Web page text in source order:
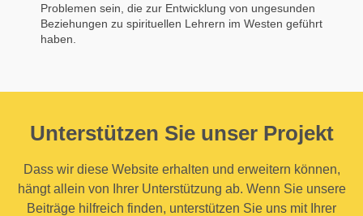
Problemen sein, die zur Entwicklung von ungesunden
Beziehungen zu spirituellen Lehrern im Westen geführt
haben.
Unterstützen Sie unser Projekt
Dass wir diese Website erhalten und erweitern können,
hängt allein von Ihrer Unterstützung ab. Wenn Sie unsere
Beiträge hilfreich finden, unterstützen Sie uns mit Ihrer